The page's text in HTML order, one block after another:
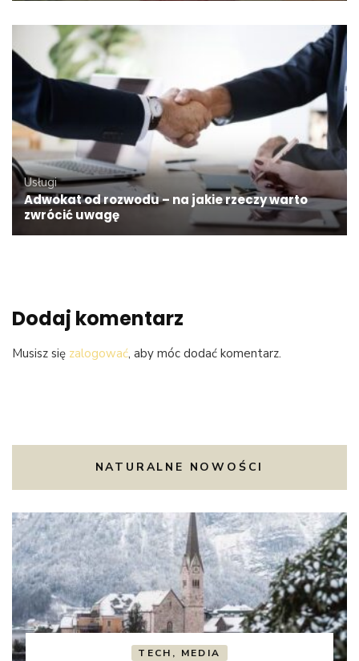
Usługi
Adwokat od rozwodu – na jakie rzeczy warto
zwrócić uwagę
Dodaj komentarz
Musisz się zalogować, aby móc dodać komentarz.
NATURALNE NOWOŚCI
TECH, MEDIA